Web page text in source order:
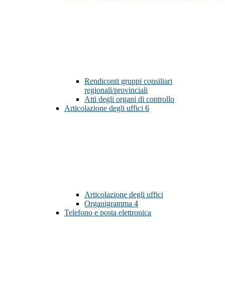
Rendiconti gruppi consiliari
regionali/provinciali
Atti degli organi di controllo
Articolazione degli uffici 6
Articolazione degli uffici
Organigramma 4
Telefono e posta elettronica